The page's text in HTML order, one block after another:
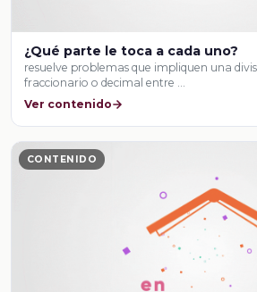
¿Qué parte le toca a cada uno?
resuelve problemas que impliquen una
fraccionario o decimal entre …
Ver contenido
CONTENIDO